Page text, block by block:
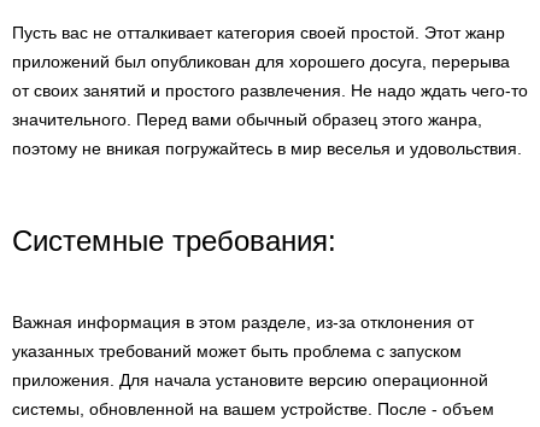
Пусть вас не отталкивает категория своей простой. Этот жанр
приложений был опубликован для хорошего досуга, перерыва
от своих занятий и простого развлечения. Не надо ждать чего-то
значительного. Перед вами обычный образец этого жанра,
поэтому не вникая погружайтесь в мир веселья и удовольствия.
Системные требования:
Важная информация в этом разделе, из-за отклонения от
указанных требований может быть проблема с запуском
приложения. Для начала установите версию операционной
системы, обновленной на вашем устройстве. После - объем